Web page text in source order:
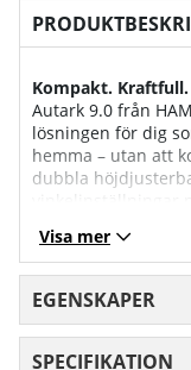
Kompakt.
Autark 9.0 från
lösningen för dig
hemma – utan att
dubbla
format. Oavsett
träning eller
för att lyckas.
Träna hela
Visa mer
EGENSKAPER
SPECIFIKATION